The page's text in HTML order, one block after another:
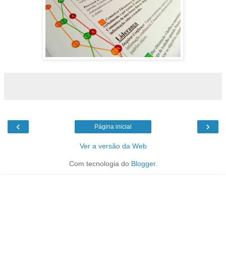
‹ ›
Página inicial
Ver a versão da Web
Com tecnologia do Blogger.